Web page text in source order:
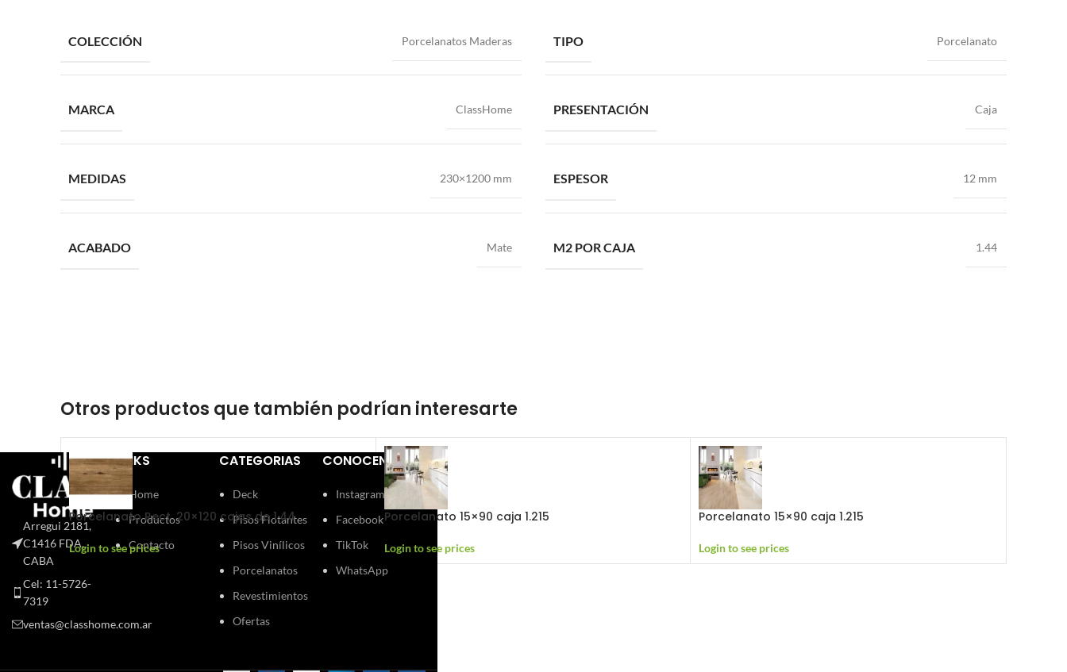
COLECCIÓN Porcelanatos Maderas TIPO Porcelanato
MARCA ClassHome PRESENTACIÓN Caja
MEDIDAS 230×1200 mm ESPESOR 12 mm
ACABADO Mate M2 POR CAJA 1.44
Otros productos que también podrían interesarte
Porcelanato Rect. 20×120 cajas de 1.44
Login to see prices
Porcelanato 15×90 caja 1.215
Login to see prices
Porcelanato 15×90 caja 1.215
Login to see prices
Arregui 2181,
C1416 FDA,
CABA
Cel: 11-5726-
7319
ventas@classhome.com.ar
LINKS
Home
Productos
Contacto
CATEGORIAS
Deck
Pisos Flotantes
Pisos Vinílicos
Porcelanatos
Revestimientos
Ofertas
CONOCENOS
Instagram
Facebook
TikTok
WhatsApp